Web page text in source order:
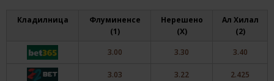
Кладилница
Флуминенсе
(1)
Нерешено
(X)
Ал Хилал
(2)
3.00
3.30 3.40
3.03 3.22 2.425